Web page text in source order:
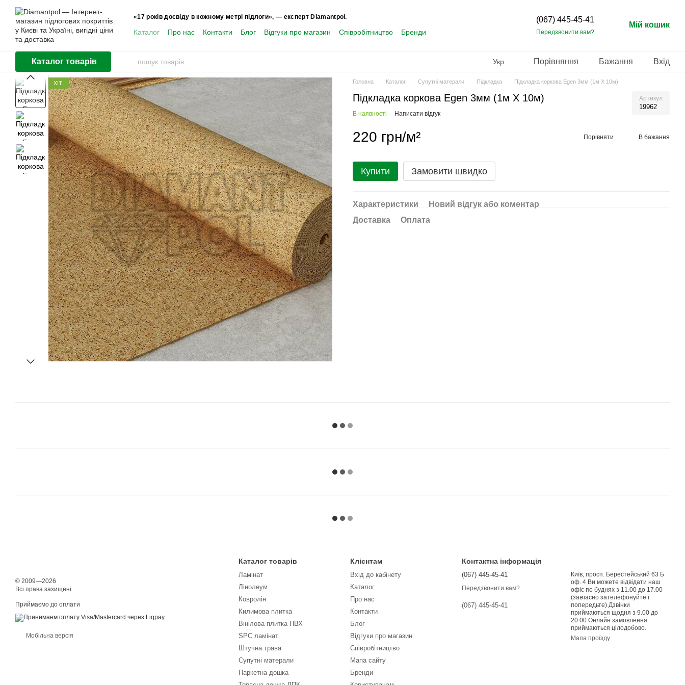
Перейти до основного контенту
«17 років досвіду в кожному метрі підлоги», — експерт Diamantpol.
Каталог Про нас Контакти Блог Відгуки про магазин Співробітництво
Бренди
(067) 445-45-41
Передзвонити вам?
Мій кошик
Каталог товарів Укр Порівняння Бажання Вхід
ХІТ Головна Каталог Супутні матерали Підкладка Підкладка коркова Egen 3мм (1м X 10м)
Підкладка коркова Egen 3мм (1м X 10м) Артикул
19962
В наявності Написати відгук
220 грн/м² Порівняти В бажання
Купити Замовити швидко
Характеристики
Новий відгук або коментар
Доставка
Оплата
© 2009—2026
Всі права захищені
Приймаємо до оплати
Мобільна версія
Каталог товарів
Ламінат
Лінолеум
Ковролін
Килимова плитка
Вінілова плитка ПВХ
SPC ламінат
Штучна трава
Супутні матерали
Паркетна дошка
Клієнтам
Вхід до кабінету
Каталог
Про нас
Контакти
Блог
Відгуки про магазин
Співробітництво
Мапа сайту
Бренди
Контактна інформація
(067) 445-45-41
Передзвонити вам?
(067) 445-45-41
Київ, просп. Берестейський 63 Б
оф. 4 Ви можете відвідати наш
офіс по буднях з 11.00 до 17.00
(завчасно зателефонуйте і
попередьте) Дзвінки
приймаються щодня з 9.00 до
20.00 Онлайн замовлення
приймаються цілодобово.
Мапа проїзду